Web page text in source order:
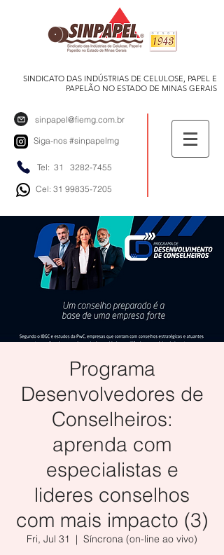
SINDICATO DAS INDÚSTRIAS DE CELULOSE, PAPEL E
PAPELÃO NO ESTADO DE MINAS GERAIS
sinpapel@fiemg.com.br
Siga-nos #sinpapelmg
Tel: 31 3282-7455
Cel: 31 99835-7205
Programa
Desenvolvedores de
Conselheiros:
aprenda com
especialistas e
lideres conselhos
com mais impacto (3)
Fri, Jul 31
  |
Síncrona (on-line ao vivo)